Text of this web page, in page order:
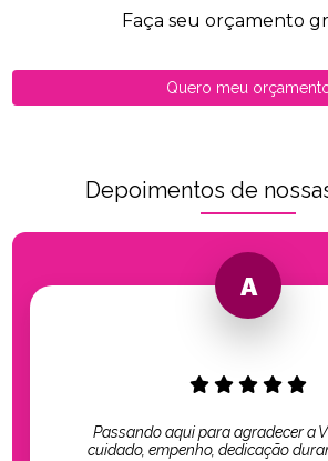
Faça seu orçamento
Quero meu
Depoimentos de
Passando aqui para agradecer a
cuidado, empenho, dedicação